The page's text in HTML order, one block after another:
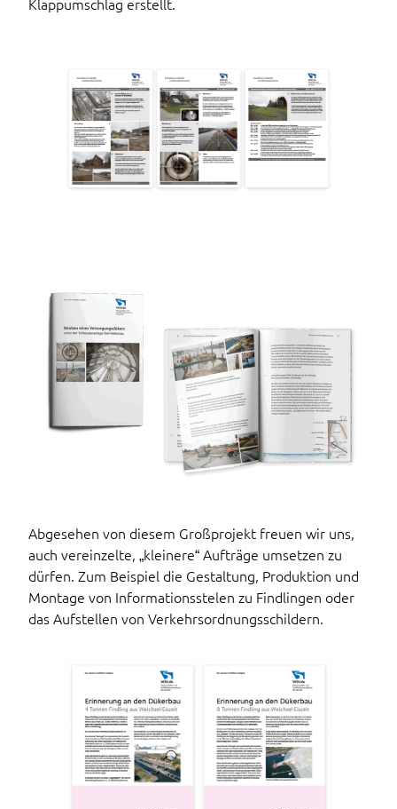
Abgesehen von diesem Großprojekt freuen wir uns,
auch vereinzelte, „kleinere“ Aufträge umsetzen zu
dürfen. Zum Beispiel die Gestaltung, Produktion und
Montage von Informationsstelen zu Findlingen oder
das Aufstellen von Verkehrsordnungsschildern.